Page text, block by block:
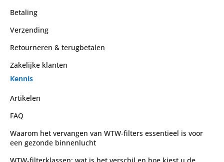
Betaling
Verzending
Retourneren & terugbetalen
Zakelijke klanten
Kennis
Artikelen
FAQ
Waarom het vervangen van WTW-filters essentieel is voor
een gezonde binnenlucht